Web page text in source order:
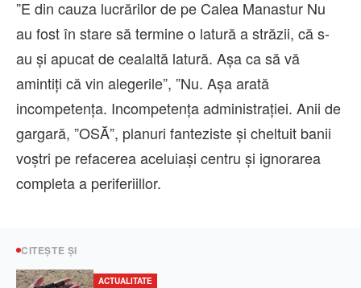
”E din cauza lucrărilor de pe Calea Manastur Nu
au fost în stare să termine o latură a străzii, că s-
au și apucat de cealaltă latură. Așa ca să vă
amintiți că vin alegerile”, ”Nu. Așa arată
incompetența. Incompetența administrației. Anii de
gargară, ”OSĂ”, planuri fanteziste și cheltuit banii
voștri pe refacerea aceluiași centru și ignorarea
completa a periferiillor.
CITEȘTE ȘI
ACTUALITATE